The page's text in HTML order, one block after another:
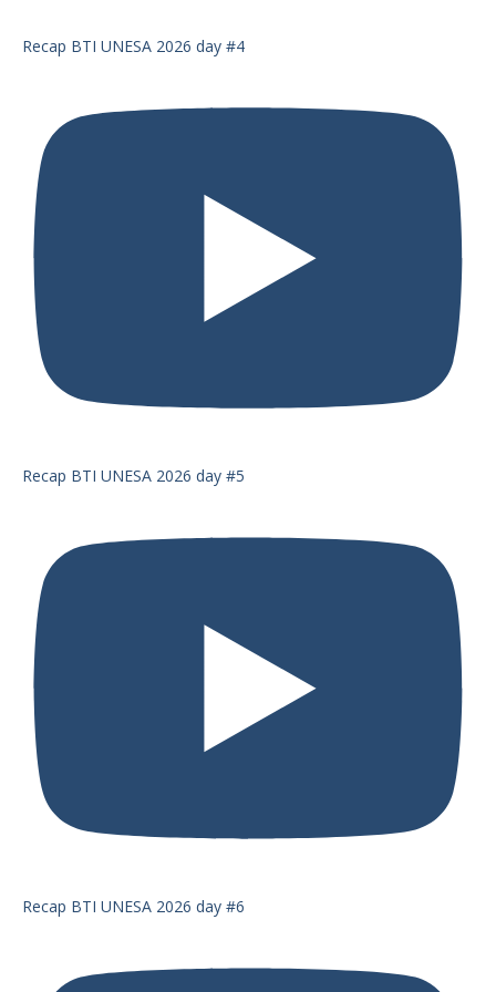
Recap BTI UNESA 2026 day #4
Recap BTI UNESA 2026 day #5
Recap BTI UNESA 2026 day #6